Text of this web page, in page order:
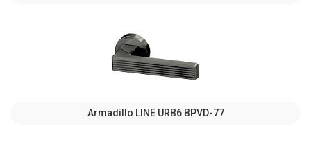
Armadillo LINE URB6 BPVD-77